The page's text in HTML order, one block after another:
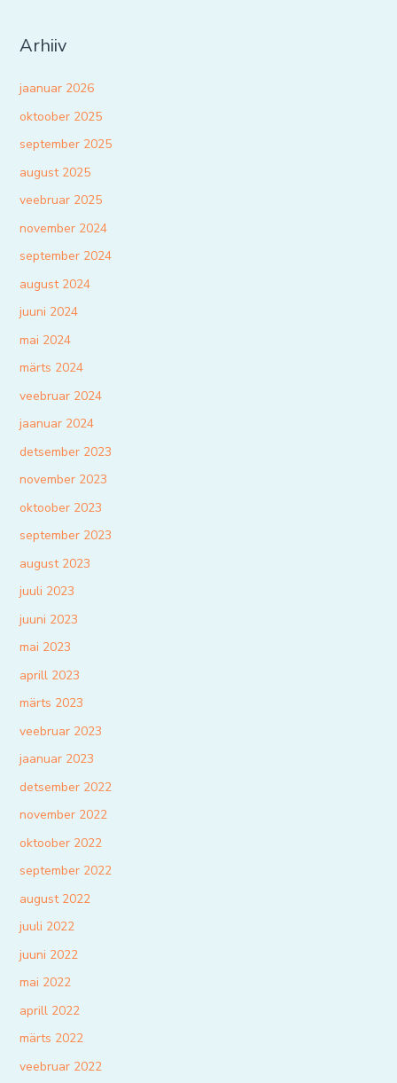
Arhiiv
jaanuar 2026
oktoober 2025
september 2025
august 2025
veebruar 2025
november 2024
september 2024
august 2024
juuni 2024
mai 2024
märts 2024
veebruar 2024
jaanuar 2024
detsember 2023
november 2023
oktoober 2023
september 2023
august 2023
juuli 2023
juuni 2023
mai 2023
aprill 2023
märts 2023
veebruar 2023
jaanuar 2023
detsember 2022
november 2022
oktoober 2022
september 2022
august 2022
juuli 2022
juuni 2022
mai 2022
aprill 2022
märts 2022
veebruar 2022